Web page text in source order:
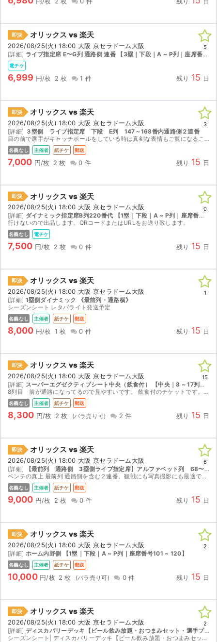
即決 オリックス vs 楽天
2026/08/25(火) 18:00 大阪 京セラドーム大阪
[詳細] ライブ指定席 E〜G列 通路側 連番 【3塁｜下段｜A ~ P列｜座席番号161 ~ 180】
電チケ
6,999 円/枚 2 枚 1 件 残り 15 日
5
即決 オリックス vs 楽天
2026/08/25(火) 18:00 大阪 京セラドーム大阪
[詳細] ３塁側 ライブ指定席 下段 E列 147～168番内通路側２連番
目の前で選手がキャッチボールをしている時は真剣な表情もご覧になることができる通路側・最前列の座席となります。３塁側ですがどちらのチームの応援もしていただけます。郵送でお送りさせていただきますので...
名義なし 主催者 紙チケ 郵送
7,000 円/枚 2 枚 0 件 残り 15 日
3
即決 オリックス vs 楽天
2026/08/25(火) 18:00 大阪 京セラドーム大阪
[詳細] ダイナミック指定席B列220番代 【1塁｜下段｜A ~ P列｜座席番号221 ~ 240】
行けないので出品します。QRコードまたはURLをお送り致します。
名義なし 電チケ
7,500 円/枚 2 枚 0 件 残り 15 日
0
即決 オリックス vs 楽天
2026/08/25(火) 18:00 大阪 京セラドーム大阪
[詳細] 1塁側ダイナミック 《最前列・通路横》
シーズンシート レタパライト発送予定
名義なし 主催者 紙チケ 郵送
8,000 円/枚 1 枚 0 件 残り 15 日
1
即決 オリックス vs 楽天
2026/08/25(火) 18:00 大阪 京セラドーム大阪
[詳細] スーパーエグゼクティブシート中央（飲食付） 【中央｜8 ~ 17列｜座席番号81 ~ 100】
8列目 前が通路になってるので見やすいです。 飲食付のチケットです。 ビュッフェ食べ放題、ソフトドリンク飲み放題、 通路側の席はありません。
名義なし 主催者 紙チケ 郵送
8,300 円/枚 2 枚 2 件 残り 15 日
15
即決 オリックス vs 楽天
2026/08/25(火) 18:00 大阪 京セラドーム大阪
[詳細]
【最前列 通路側 3塁側ライブ指定席】アルファベット列 68〜108番
ベンチの真上 最前列 通路側を含む２連番。観戦にも写真撮影にも最適です。 バラ売り不可。値下げ交渉は対応いたしません。 万が一試合中止の場合は、チケットを1週間以内に返送していただけれ...
名義なし 主催者 紙チケ 郵送
9,000 円/枚 2 枚 0 件 残り 15 日
6
即決 オリックス vs 楽天
2026/08/25(火) 18:00 大阪 京セラドーム大阪
[詳細] ホーム内野側 【1塁｜下段｜A ~ P列｜座席番号101 ~ 120】
名義なし 主催者 紙チケ 郵送
10,000 円/枚 2 枚 0 件 残り 15 日
2
即決 オリックス vs 楽天
2026/08/25(火) 18:00 大阪 京セラドーム大阪
[詳細] ディスカバリーデッキ【ビール飲み放題・おつまみセット・選手プロデュースメニューの提供】
シーズンシート| ディスカバリーデッキ【ビール飲み放題・おつまみセット・選手プロデュースメニューの提供】
2